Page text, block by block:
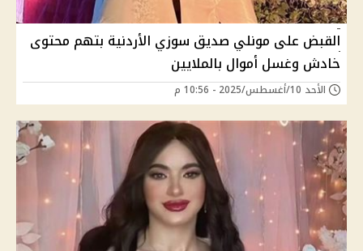
القبض على مونلي صديق سوزي الأردنية بتهم محتوى
خادش وغسل أموال بالملايين
الأحد 10/أغسطس/2025 - 10:56 م